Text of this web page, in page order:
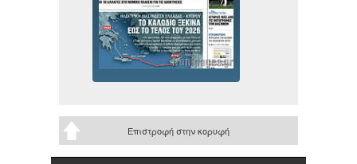
Επιστροφή στην κορυφή